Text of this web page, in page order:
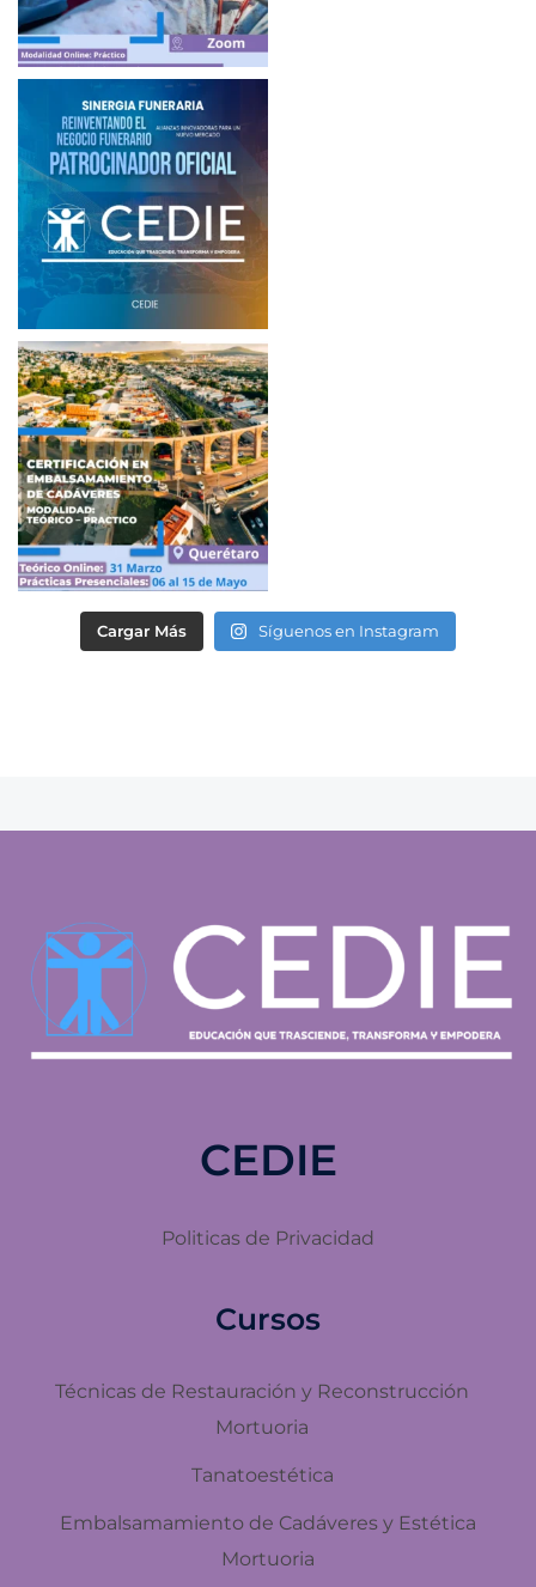
Cargar Más Síguenos en Instagram
CEDIE
Politicas de Privacidad
Cursos
Técnicas de Restauración y Reconstrucción
Mortuoria
Tanatoestética
Embalsamamiento de Cadáveres y Estética
Mortuoria